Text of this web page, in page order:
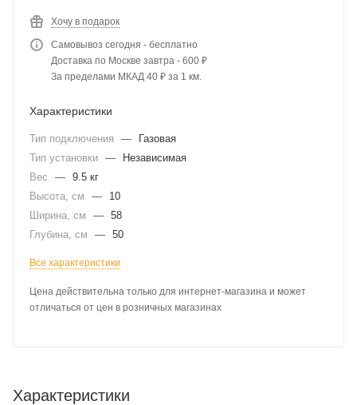
Хочу в подарок
Самовывоз сегодня - бесплатно
Доставка по Москве завтра - 600 ₽
За пределами МКАД 40 ₽ за 1 км.
Характеристики
Тип подключения —
Газовая
Тип установки —
Независимая
Вес
— 9.5 кг
Высота, см
—
10
Ширина, см
— 58
Глубина, см
— 50
Все характеристики
Цена действительна только для интернет-магазина и может
отличаться от цен в розничных магазинах
Характеристики